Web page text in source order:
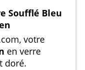
Soufflé Bleu
votre
en verre
doré.